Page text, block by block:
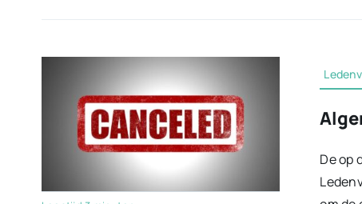
De op